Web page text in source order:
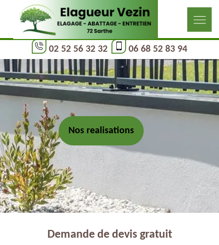
02 52 56 32 32 06 68 52 83 94
Nos realisations
Demande de devis gratuit